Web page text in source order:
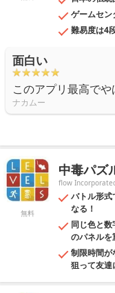
ゲームセン
難易度は4
面白い
このアプリ最高でや
ナカムー
無料
中毒パズ
flow
バトル形式
なる！
同じ色と
のパネルを
制限時間が
狙って友達